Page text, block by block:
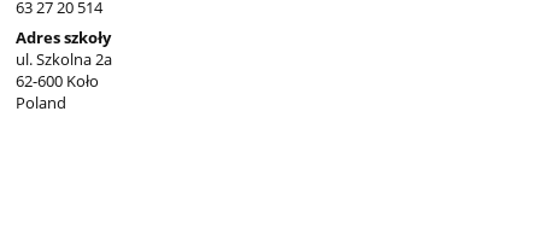
63 27 20 514
Adres szkoły
ul. Szkolna 2a
62-600 Koło
Poland